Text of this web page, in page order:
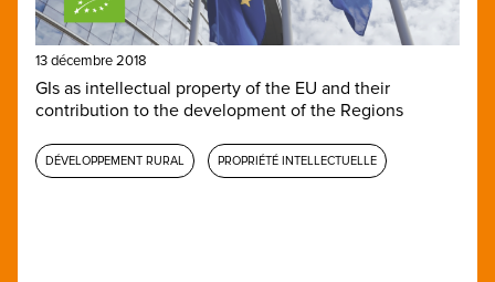
13 décembre 2018
GIs as intellectual property of the EU and their
contribution to the development of the Regions
DÉVELOPPEMENT RURAL PROPRIÉTÉ INTELLECTUELLE